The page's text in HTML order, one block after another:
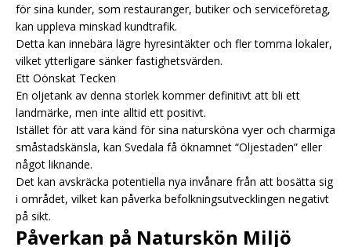
för sina kunder, som restauranger, butiker och serviceföretag,
kan uppleva minskad kundtrafik.
Detta kan innebära lägre hyresintäkter och fler tomma lokaler,
vilket ytterligare sänker fastighetsvärden.
Ett Oönskat Tecken
En oljetank av denna storlek kommer definitivt att bli ett
landmärke, men inte alltid ett positivt.
Istället för att vara känd för sina natursköna vyer och charmiga
småstadskänsla, kan Svedala få öknamnet “Oljestaden” eller
något liknande.
Det kan avskräcka potentiella nya invånare från att bosätta sig
i området, vilket kan påverka befolkningsutvecklingen negativt
på sikt.
Påverkan på Naturskön Miljö